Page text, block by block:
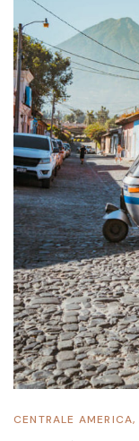
CENTRALE AMERICA,